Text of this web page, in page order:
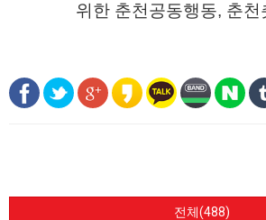
위한 춘천공동행동, 춘천
전체(488)